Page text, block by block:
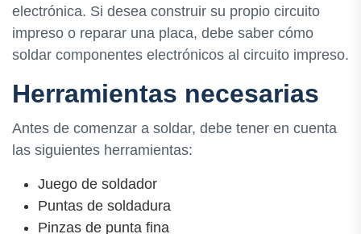
electrónica. Si desea construir su propio circuito
impreso o reparar una placa, debe saber cómo
soldar componentes electrónicos al circuito impreso.
Herramientas necesarias
Antes de comenzar a soldar, debe tener en cuenta
las siguientes herramientas:
Juego de soldador
Puntas de soldadura
Pinzas de punta fina